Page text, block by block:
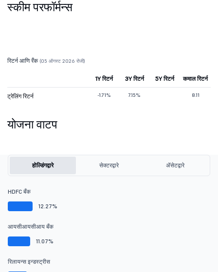
स्कीम परफॉर्मन्स
रिटर्न आणि रँक (05 ऑगस्ट 2026 रोजी)
1Y रिटर्न 3Y रिटर्न 5Y रिटर्न कमाल रिटर्न
ट्रेलिंग रिटर्न -1.71% 7.15% 8.11
योजना वाटप
होल्डिंगद्वारे सेक्टरद्वारे ॲसेटद्वारे
HDFC बँक
12.27%
आयसीआयसीआय बँक
11.07%
रिलायन्स इन्डस्ट्रीस